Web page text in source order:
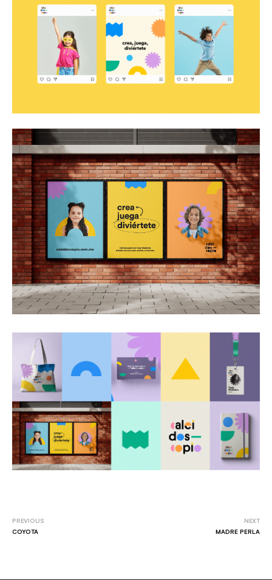
PREVIOUS
COYOTA
NEXT
MADRE PERLA